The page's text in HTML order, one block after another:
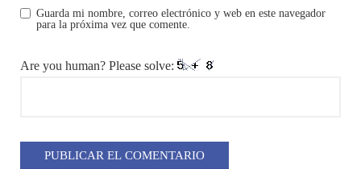
Guarda mi nombre, correo electrónico y web en este navegador
para la próxima vez que comente.
Are you human? Please solve: